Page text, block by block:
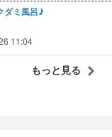
ダミ風呂♪
11:04
もっと見る